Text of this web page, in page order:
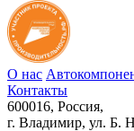
О нас
Контакты
600016, Россия,
г. Владимир, ул. Б.